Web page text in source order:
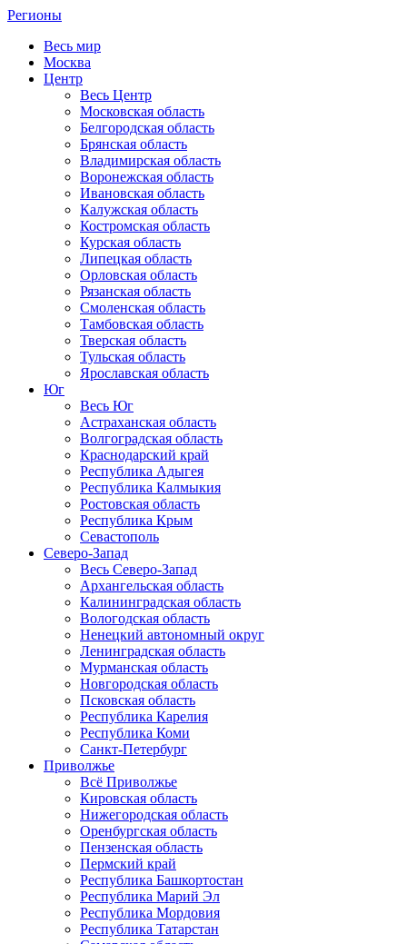
Регионы
Весь мир
Москва
Центр
Весь Центр
Московская область
Белгородская область
Брянская область
Владимирская область
Воронежская область
Ивановская область
Калужская область
Костромская область
Курская область
Липецкая область
Орловская область
Рязанская область
Смоленская область
Тамбовская область
Тверская область
Тульская область
Ярославская область
Юг
Весь Юг
Астраханская область
Волгоградская область
Краснодарский край
Республика Адыгея
Республика Калмыкия
Ростовская область
Республика Крым
Севастополь
Северо-Запад
Весь Северо-Запад
Архангельская область
Калининградская область
Вологодская область
Ненецкий автономный округ
Ленинградская область
Мурманская область
Новгородская область
Псковская область
Республика Карелия
Республика Коми
Санкт-Петербург
Приволжье
Всё Приволжье
Кировская область
Нижегородская область
Оренбургская область
Пензенская область
Пермский край
Республика Башкортостан
Республика Марий Эл
Республика Мордовия
Республика Татарстан